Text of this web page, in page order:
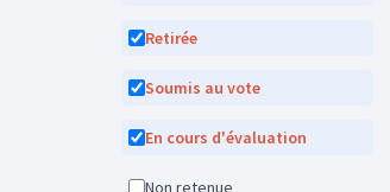
Retirée
Soumis au vote
En cours d'évaluation
Non retenue